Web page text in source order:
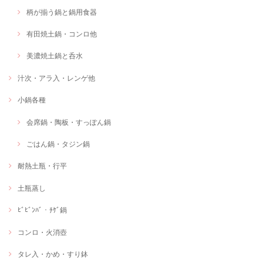
柄が揃う鍋と鍋用食器
有田焼土鍋・コンロ他
美濃焼土鍋と呑水
汁次・アラ入・レンゲ他
小鍋各種
会席鍋・陶板・すっぽん鍋
ごはん鍋・タジン鍋
耐熱土瓶・行平
土瓶蒸し
ﾋﾞﾋﾞﾝﾊﾞ・ﾁｹﾞ鍋
コンロ・火消壺
タレ入・かめ・すり鉢